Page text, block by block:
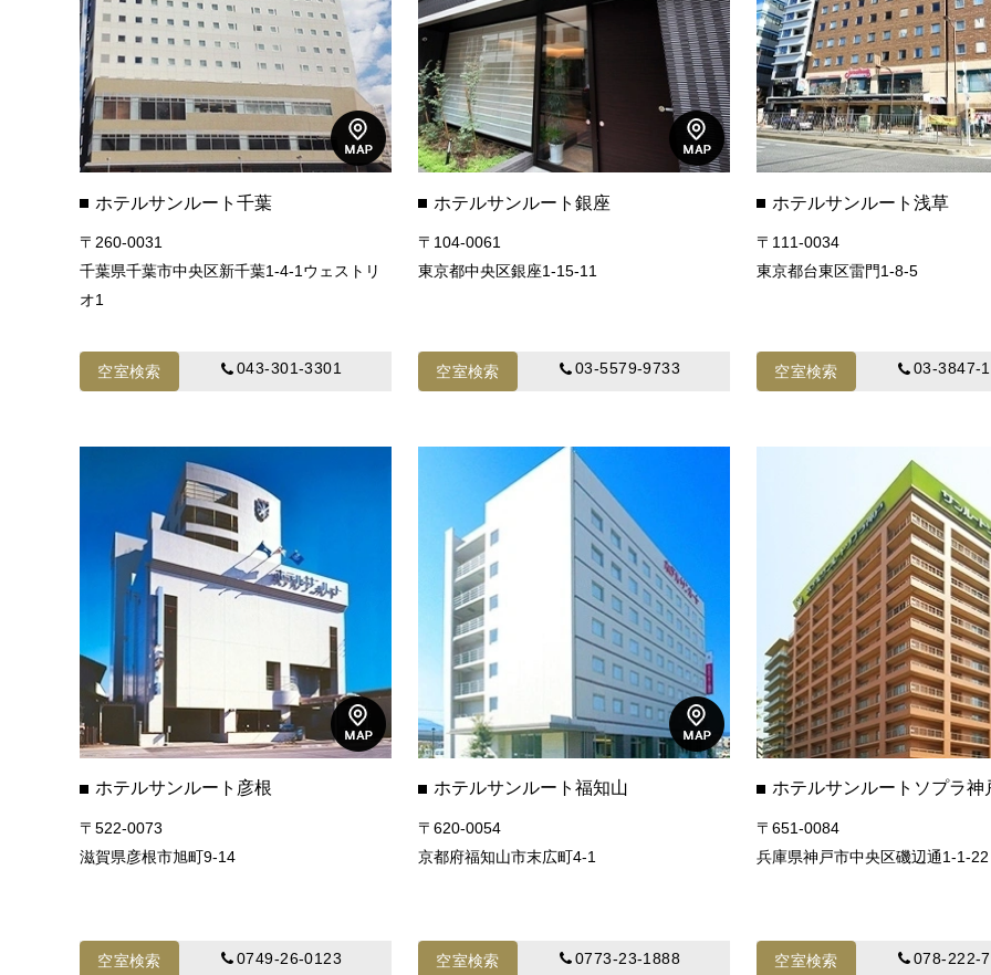
ホテルサンルート千葉
〒260-0031
千葉県千葉市中央区新千葉1-4-1ウェストリ
オ1
空室検索 043-301-3301
ホテルサンルート銀座
〒104-0061
東京都中央区銀座1-15-11
空室検索 03-5579-9733
ホテルサンルート浅草
〒111-0034
東京都台東区雷門1-8-5
空室検索 03-3847-
ホテルサンルート彦根
〒522-0073
滋賀県彦根市旭町9-14
空室検索 0749-26-0123
ホテルサンルート福知山
〒620-0054
京都府福知山市末広町4-1
空室検索 0773-23-1888
ホテルサンルートソプラ
〒651-0084
兵庫県神戸市中央区磯辺通1-1-22
空室検索 078-222-